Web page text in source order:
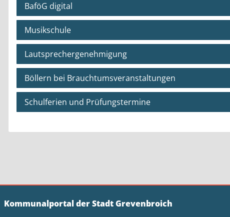
BaföG digital
Musikschule
Lautsprechergenehmigung
Böllern bei Brauchtumsveranstaltungen
Schulferien und Prüfungstermine
Kommunalportal der Stadt Grevenbroich